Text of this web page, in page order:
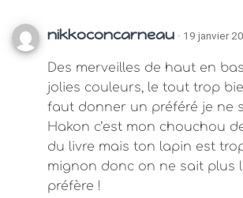
nikkoconcarneau · 19 janvier
Des merveilles de haut en
jolies couleurs, le tout trop
faut donner un préféré je ne
Hakon c’est mon chouchou
du livre mais ton lapin est
mignon donc on ne sait plus
préfère !